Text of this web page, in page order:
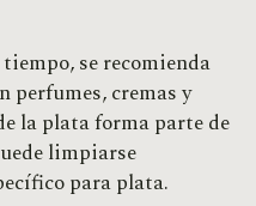
se recomienda
perfumes, cremas y
la plata forma parte de
limpiarse
para plata.